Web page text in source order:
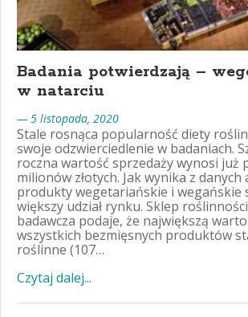
Badania potwierdzają –
w natarciu
— 5 listopada, 2020
Stale rosnąca popularność diety
swoje odzwierciedlenie w badaniach.
roczna wartość sprzedaży wynosi już
milionów złotych. Jak wynika z
produkty wegetariańskie i wegańskie
większy udział rynku. Sklep
badawcza podaje, że największą
wszystkich bezmięsnych produktów
roślinne (107…
Czytaj dalej...